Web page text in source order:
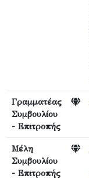
Γραμματέας
Συμβουλίου
- Επιτροπής
Μέλη
Συμβουλίου
- Επιτροπής